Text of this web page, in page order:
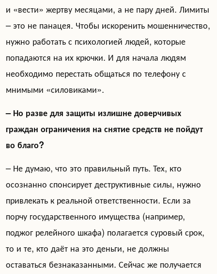
и «вести» жертву месяцами, а не пару дней. Лимиты
– это не панацея. Чтобы искоренить мошенничество,
нужно работать с психологией людей, которые
попадаются на их крючки. И для начала людям
необходимо перестать общаться по телефону с
мнимыми «силовиками».
– Но разве для защиты излишне доверчивых
граждан ограничения на снятие средств не пойдут
во благо?
– Не думаю, что это правильный путь. Тех, кто
осознанно спонсирует деструктивные силы, нужно
привлекать к реальной ответственности. Если за
порчу государственного имущества (например,
поджог релейного шкафа) полагается суровый срок,
то и те, кто даёт на это деньги, не должны
оставаться безнаказанными. Сейчас же получается